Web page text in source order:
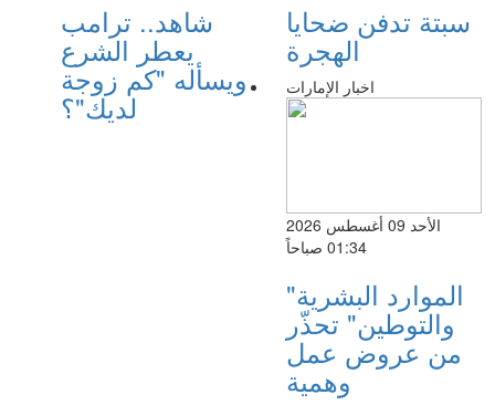
شاهد.. ترامب
يعطر الشرع
ويسأله "كم زوجة
لديك"؟
سبتة تدفن ضحايا
الهجرة
اخبار الإمارات
الأحد 09 أغسطس 2026
01:34 صباحاً
"الموارد البشرية
والتوطين" تحذّر
من عروض عمل
وهمية